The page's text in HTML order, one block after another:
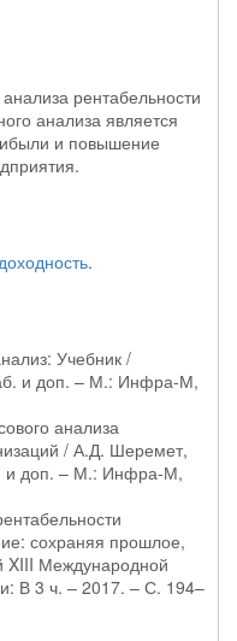
рентабельности
анализа является
и повышение
.
Учебник /
и доп. – М.: Инфра-М,
анализа
/ А.Д. Шеремет,
и доп. – М.: Инфра-М,
сохраняя прошлое,
XIII Международной
В 3 ч. – 2017. – С. 194–